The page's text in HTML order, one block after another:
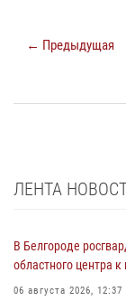
← Предыдущая
ЛЕНТА
В Белгороде
областного центра
06 августа 2026, 12:37